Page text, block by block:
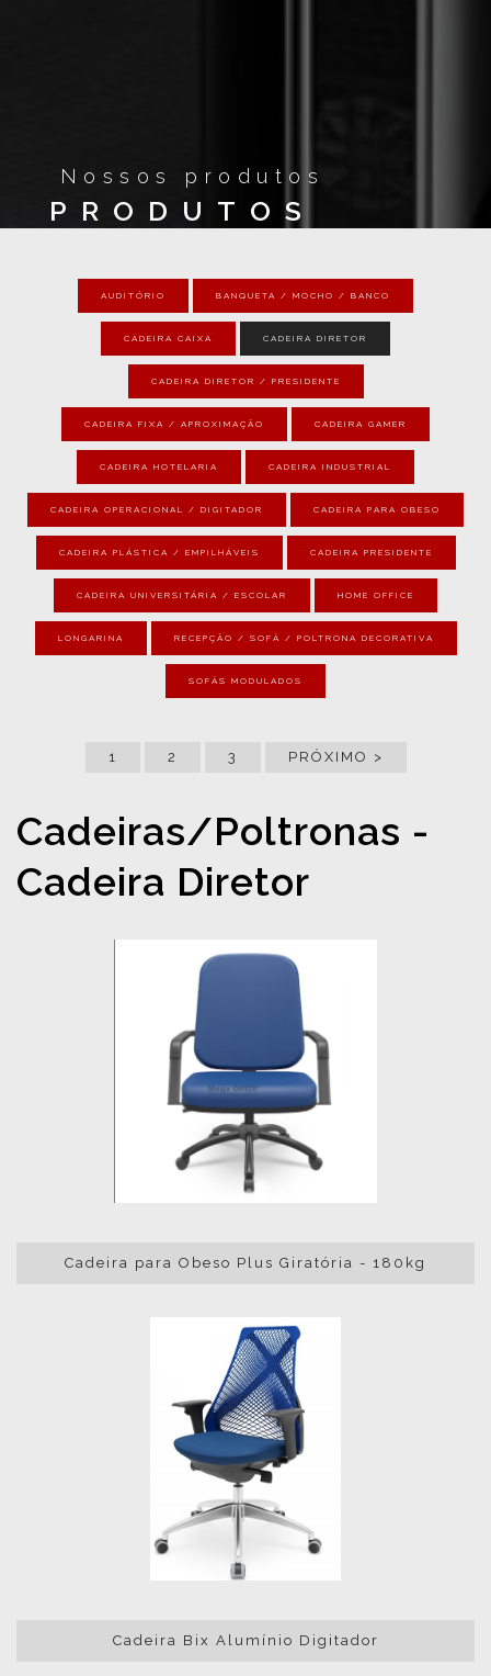
Nossos produtos
PRODUTOS
AUDITÓRIO BANQUETA / MOCHO / BANCO
CADEIRA CAIXA CADEIRA DIRETOR
CADEIRA DIRETOR / PRESIDENTE
CADEIRA FIXA / APROXIMAÇÃO CADEIRA GAMER
CADEIRA HOTELARIA CADEIRA INDUSTRIAL
CADEIRA OPERACIONAL / DIGITADOR CADEIRA PARA OBESO
CADEIRA PLÁSTICA / EMPILHÁVEIS CADEIRA PRESIDENTE
CADEIRA UNIVERSITÁRIA / ESCOLAR HOME OFFICE
LONGARINA RECEPÇÃO / SOFÁ / POLTRONA DECORATIVA
SOFÁS MODULADOS
1 2 3 PRÓXIMO >
Cadeiras/Poltronas -
Cadeira Diretor
Cadeira para Obeso Plus Giratória - 180kg
Cadeira Bix Alumínio Digitador